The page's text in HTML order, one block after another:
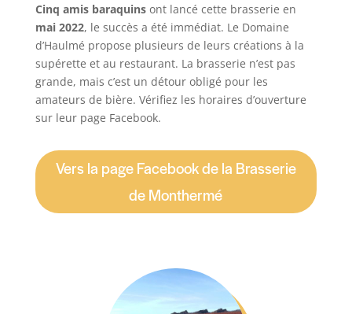
Cinq amis baraquinsont lancé cette brasserie en
mai 2022, le succès a été immédiat. Le Domaine
d’Haulmé propose plusieurs de leurs créations à la
supérette et au restaurant. La brasserie n’est pas
grande, mais c’est un détour obligé pour les
amateurs de bière. Vérifiez les horaires d’ouverture
sur leur page Facebook.
Vers la page Facebook de la Brasserie
de Monthermé